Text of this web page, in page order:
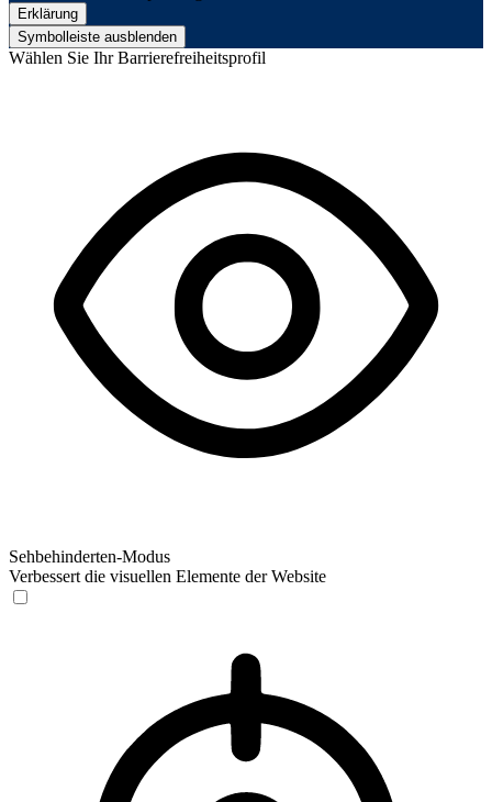
Erklärung
Symbolleiste ausblenden
Wählen Sie Ihr Barrierefreiheitsprofil
Sehbehinderten-Modus
Verbessert die visuellen Elemente der Website